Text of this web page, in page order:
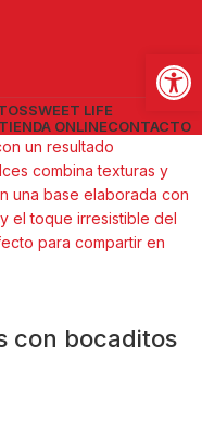
SWEET LIFE
TIENDA ONLINECONTACTO
con bocaditos